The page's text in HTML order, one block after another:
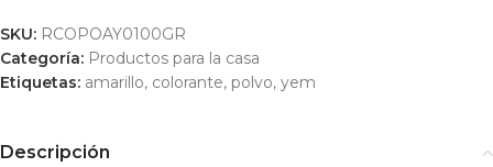
SKU: RCOPOAY0100GR
Categoría: Productos para la casa
Etiquetas: amarillo, colorante, polvo, yem
Descripción